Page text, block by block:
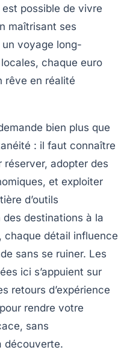
possible de vivre
maîtrisant ses
voyage long-
chaque euro
rêve en réalité
bien plus que
: il faut connaître
réserver, adopter des
et exploiter
d’outils
destinations à la
chaque détail influence
sans se ruiner. Les
ici s’appuient sur
retours d’expérience
rendre votre
sans
découverte.